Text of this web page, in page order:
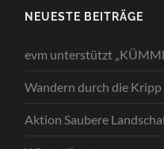
NEUESTE BEITRÄGE
evm unterstützt
Wandern durch die Kripp
Aktion Saubere